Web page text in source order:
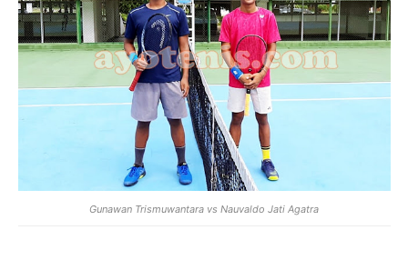
Gunawan Trismuwantara vs Nauvaldo Jati Agatra